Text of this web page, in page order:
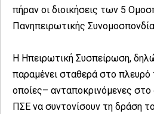
πήραν οι διοικήσεις των 5
Πανηπειρωτικής
Η Ηπειρωτική Συσπείρωση,
παραμένει σταθερά στο
οποίες– ανταποκρινόμενες
ΠΣΕ να συντονίσουν τη δράση